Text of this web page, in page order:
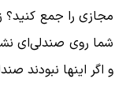
مجازی را جمع کنید؟
شما روی صندلی‌ای
و اگر اینها نبودند